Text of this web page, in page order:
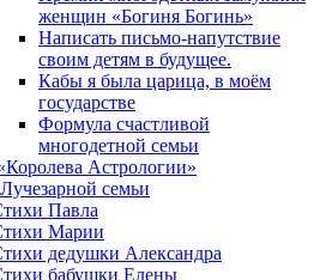
женщин «Богиня Богинь»
Написать письмо-напутствие
своим детям в будущее.
Кабы я была царица, в моëм
государстве
Формула счастливой
многодетной семьи
Астрологии»
семьи
Павла
Марии
дедушки Александра
бабушки Елены